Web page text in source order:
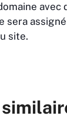
sera
site.